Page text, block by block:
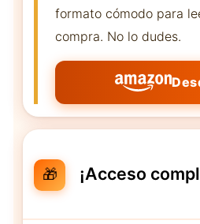
formato cómodo para
compra. No lo dudes.
🎁 ¡Acceso